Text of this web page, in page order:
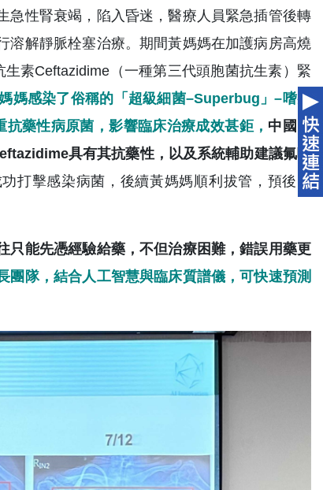
急性腎衰竭，陷入昏迷，醫療人員緊急插管後轉
溶解靜脈栓塞治療。期間黃媽媽在加護病房高燒
素Ceftazidime（一種第三代頭胞菌抗生素）緊
媽感染了俗稱的「超級細菌–Superbug」–嗜麥
藥性病原菌，影響臨床治療成效甚鉅， 中國附
具有其抗藥性，以及系統輔助建議氟喹
打擊感染病菌，後續黃媽媽順利拔管，預後良
只能先憑經驗給藥，不但治療困難，錯誤用藥更
團隊，結合人工智慧與臨床質譜儀，可快速預測